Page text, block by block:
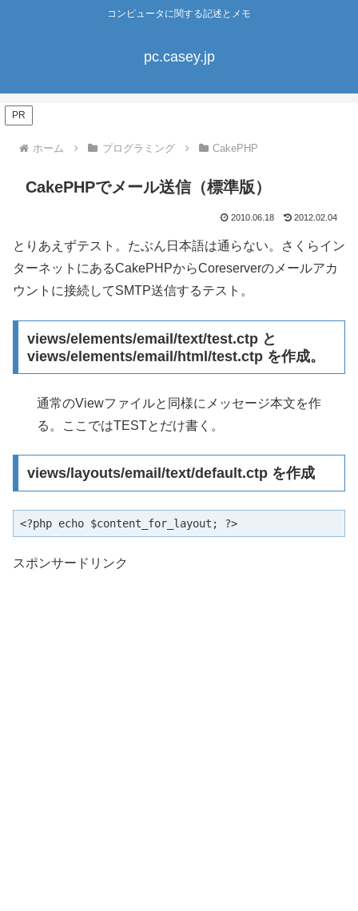
コンピュータに関する記述とメモ
pc.casey.jp
PR
ホーム プログラミング CakePHP
CakePHPでメール送信（標準版）
2010.06.18 2012.02.04
とりあえずテスト。たぶん日本語は通らない。さくらイン
ターネットにあるCakePHPからCoreserverのメールアカ
ウントに接続してSMTP送信するテスト。
views/elements/email/text/test.ctp と
views/elements/email/html/test.ctp を作成。
通常のViewファイルと同様にメッセージ本文を作
る。ここではTESTとだけ書く。
views/layouts/email/text/default.ctp を作成
<?php echo $content_for_layout; ?>
スポンサードリンク